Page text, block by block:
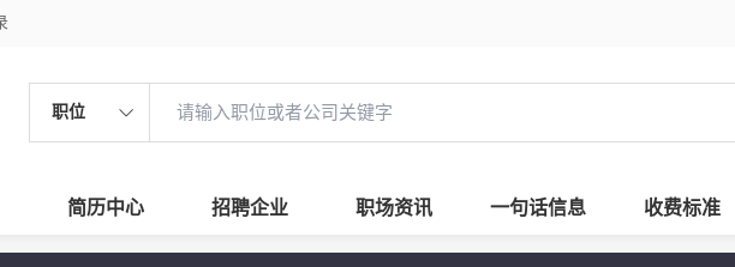
职位
简历中心 招聘企业 职场资讯 一句话信息 收费标准